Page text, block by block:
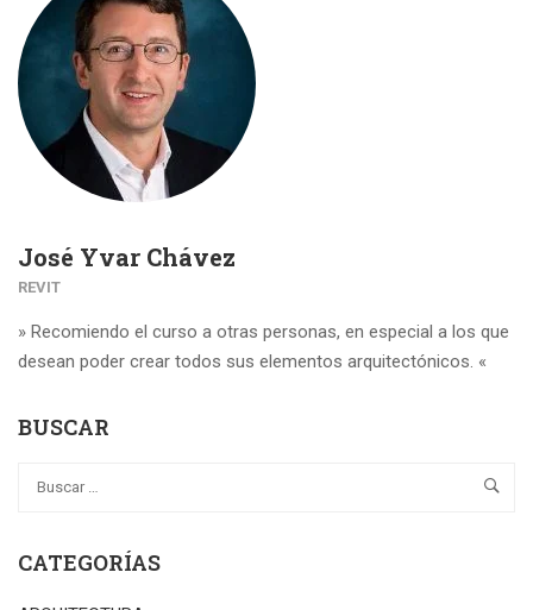
José Yvar Chávez
REVIT
» Recomiendo el curso a otras personas, en especial a los que
desean poder crear todos sus elementos arquitectónicos. «
BUSCAR
CATEGORÍAS